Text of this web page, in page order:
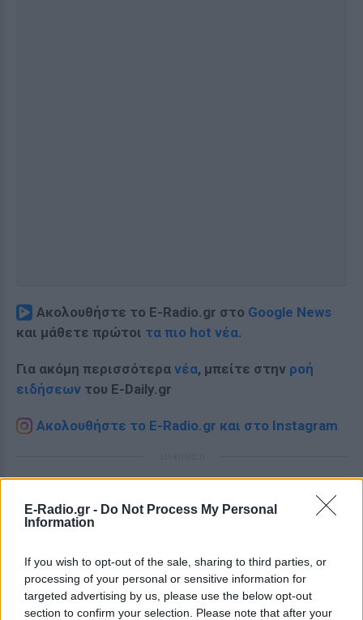
E-Radio.gr - Do Not Process My Personal
Information
If you wish to opt-out of the sale, sharing to third parties, or
processing of your personal or sensitive information for
targeted advertising by us, please use the below opt-out
section to confirm your selection. Please note that after your
Ακολουθήστε το E-Radio.gr στο Google News
και μάθετε πρώτοι τα πιο hot νέα.
Για ακόμη περισσότερα νέα, μπείτε στην ροή
ειδήσεων του E-Daily.gr
Ακολουθήστε το E-Radio.gr και στο Instagram